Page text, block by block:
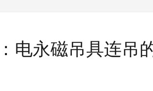
电永磁吊具连吊